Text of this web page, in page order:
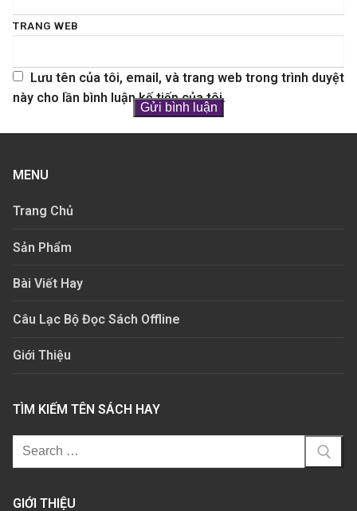
TRANG WEB
Lưu tên của tôi, email, và trang web trong trình duyệt
này cho lần bình luận kế tiếp của tôi.
MENU
Trang Chủ
Sản Phẩm
Bài Viết Hay
Câu Lạc Bộ Đọc Sách Offline
Giới Thiệu
TÌM KIẾM TÊN SÁCH HAY
GIỚI THIỆU